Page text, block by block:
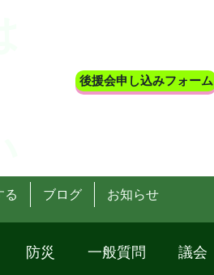
後援会申し込みフォーム
る ブログ お知らせ
防災 一般質問 議会